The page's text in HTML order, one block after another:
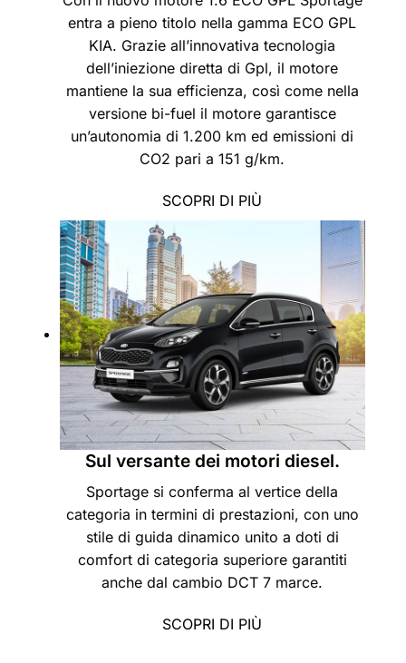
entra a pieno titolo nella gamma ECO GPL
KIA. Grazie all’innovativa tecnologia
dell’iniezione diretta di Gpl, il motore
mantiene la sua efficienza, così come nella
versione bi-fuel il motore garantisce
un’autonomia di 1.200 km ed emissioni di
CO2 pari a 151 g/km.
SCOPRI DI PIÙ
Sul versante dei motori diesel.
Sportage si conferma al vertice della
categoria in termini di prestazioni, con uno
stile di guida dinamico unito a doti di
comfort di categoria superiore garantiti
anche dal cambio DCT 7 marce.
SCOPRI DI PIÙ